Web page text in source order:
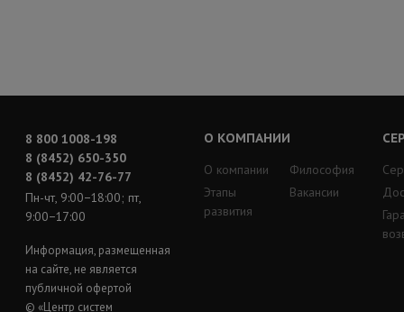
8 800 1008-198
8 (8452) 650-350
8 (8452) 42-76-77
Пн-чт, 9:00−18:00; пт,
9:00−17:00
Информация, размещенная
на сайте, не является
публичной офертой
© «Центр систем
О КОМПАНИИ
О компании
Этапы
развития
Философия
Вакансии